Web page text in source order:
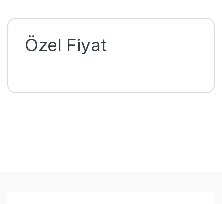
Özel Fiyat